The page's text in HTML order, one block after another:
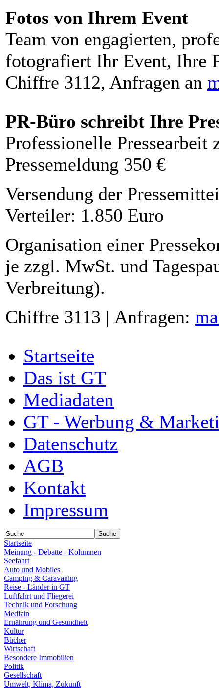
Fotos von Ihrem Event
Team von engagierten,
fotografiert Ihr Event, Ihre
Chiffre 3112, Anfragen an
PR-Büro schreibt Ihre
Professionelle Pressearbeit
Pressemeldung 350 €
Versendung der
Verteiler: 1.850 Euro
Organisation einer
je zzgl. MwSt. und
Verbreitung).
Chiffre 3113 | Anfragen:
Startseite
Das ist GT
Mediadaten
GT - Werbung &
Datenschutz
AGB
Kontakt
Impressum
Startseite
Meinung - Debatte - Kolumnen
Seefahrt
Auto und Mobiles
Camping & Caravaning
Reise - Länder in GT
Luftfahrt und Fliegerei
Technik und Forschung
Medizin
Ernährung und Gesundheit
Kultur
Bücher
Wirtschaft
Besondere Immobilien
Politik
Gesellschaft
Umwelt, Klima, Zukunft